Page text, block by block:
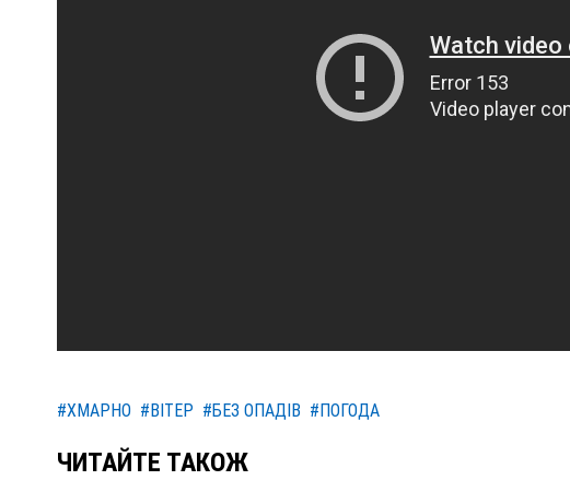
#ХМАРНО #ВІТЕР #БЕЗ ОПАДІВ #ПОГОДА
ЧИТАЙТЕ ТАКОЖ
ПОЛІЦІЯ ПОЛТАВЩИНИ РОЗШУКУЄ 62-РІЧНУ